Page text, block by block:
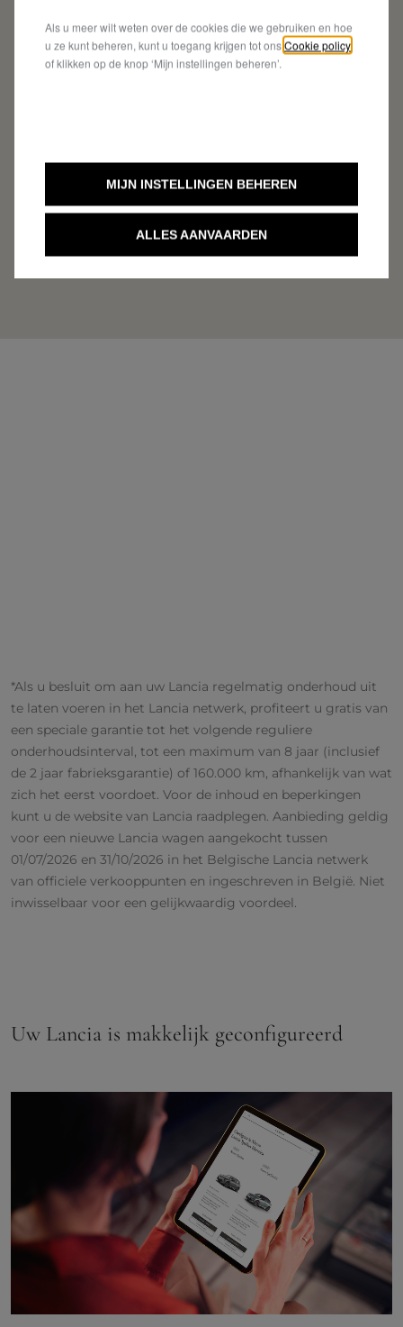
*Als u besluit om aan uw Lancia regelmatig onderhoud uit
te laten voeren in het Lancia netwerk, profiteert u gratis van
een speciale garantie tot het volgende reguliere
onderhoudsinterval, tot een maximum van 8 jaar (inclusief
de 2 jaar fabrieksgarantie) of 160.000 km, afhankelijk van wat
zich het eerst voordoet. Voor de inhoud en beperkingen
kunt u de website van Lancia raadplegen. Aanbieding geldig
voor een nieuwe Lancia wagen aangekocht tussen
01/07/2026 en 31/10/2026 in het Belgische Lancia netwerk
van officiele verkooppunten en ingeschreven in België. Niet
inwisselbaar voor een gelijkwaardig voordeel.
Uw Lancia is makkelijk geconfigureerd
Als u meer wilt weten over de cookies die we gebruiken en hoe
u ze kunt beheren, kunt u toegang krijgen tot onsCookie policy
of klikken op de knop ‘Mijn instellingen beheren’.
MIJN INSTELLINGEN BEHEREN
ALLES AANVAARDEN